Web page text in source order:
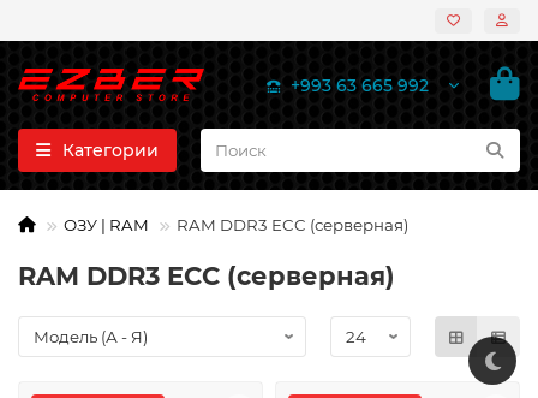
+993 63 665 992
Категории
ОЗУ | RAM RAM DDR3 ECC (серверная)
RAM DDR3 ECC (серверная)